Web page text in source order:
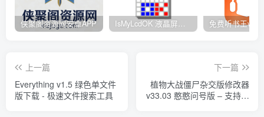
侠聚阁资源网安卓APP IsMyLcdOK 液晶屏检测工具 – 8种纯色+渐变测试 快速定位屏幕缺陷
上一篇
Everything v1.5 绿色单文件
版下载 - 极速文件搜索工具
下一篇
植物大战僵尸杂交版修改器
v33.03 憨憨问号版 – 支持无